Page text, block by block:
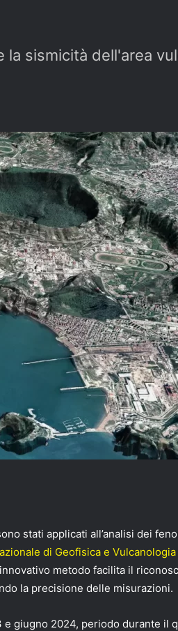
sismicità dell'area
stati applicati all’analisi dei
di Geofisica e Vulcanologia
metodo facilita il
la precisione delle misurazioni.
giugno 2024, periodo durante il